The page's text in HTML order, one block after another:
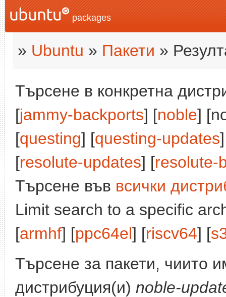
packages
» Ubuntu » Пакети »
Търсене в конкретна
[jammy-backports] [noble]
[questing] [questing-updates
[resolute-updates] [resolute-
Търсене във всички
Limit search to a specific
[armhf] [ppc64el] [riscv64] [
Търсене за пакети, чиито
дистрибуция(и) noble-